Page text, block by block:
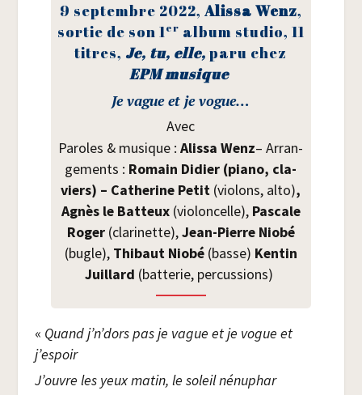
9 sep­tembre 2022, Alis­sa Wenz,
sor­tie de son 1er album stu­dio, 11
titres, Je, tu, elle,paru chez
EPM musique
Je vague et je vogue…
Avec
Paroles & musique :Alis­sa Wenz– Arran­
ge­ments : Romain Didier (pia­no, cla­
viers) – Cathe­rine Petit (vio­lons, alto),
Agnès le Bat­teux (vio­lon­celle),Pas­cale
Roger (cla­ri­nette),Jean-Pierre Nio­bé
(bugle),Thi­baut Nio­bé (basse) Ken­tin
Juillard (bat­te­rie, per­cus­sions)
« Quand j’n’dors pas je vague et je vogue et
j’espoir
J’ouvre les yeux matin, le soleil nénuphar